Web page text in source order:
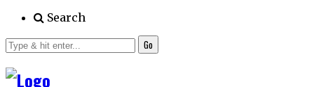
Search
Go